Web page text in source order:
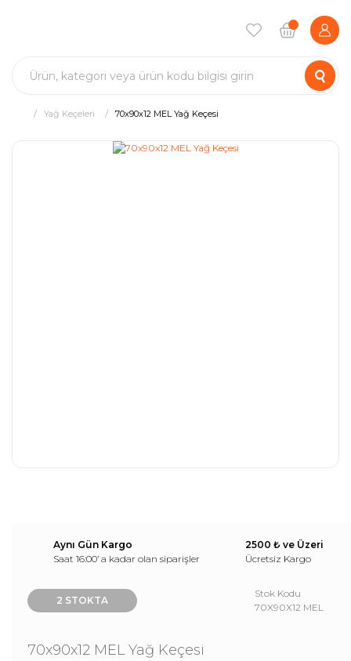
Yağ Keçeleri 70x90x12 MEL Yağ Keçesi
Aynı Gün Kargo
Saat 16:00’ a kadar olan siparişler
2500 ₺ ve Üzeri
Ücretsiz Kargo
2 STOKTA
Stok Kodu
70X90X12 MEL
70x90x12 MEL Yağ Keçesi